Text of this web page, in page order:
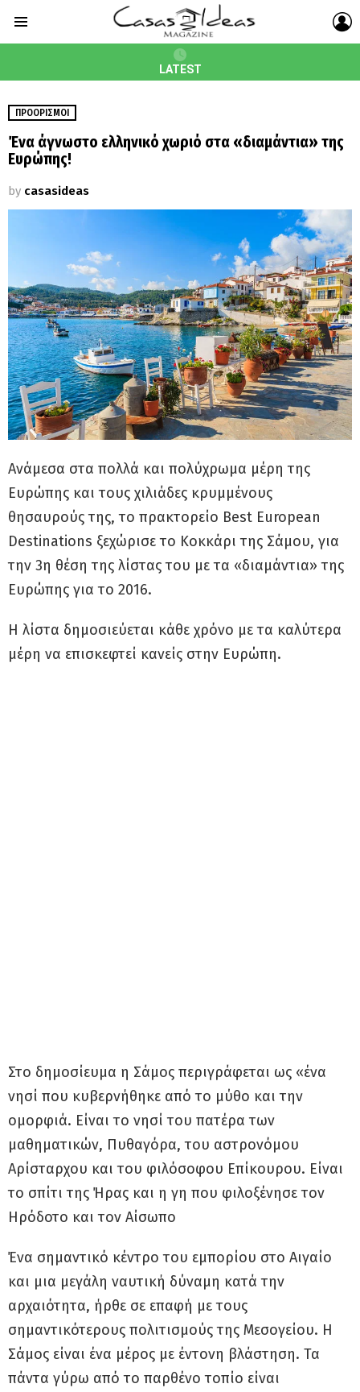
LATEST
ΠΡΟΟΡΙΣΜΟΊ
Ένα άγνωστο ελληνικό χωριό στα «διαμάντια» της
Ευρώπης!
by casasideas
Ανάμεσα στα πολλά και πολύχρωμα μέρη της
Ευρώπης και τους χιλιάδες κρυμμένους
θησαυρούς της, το πρακτορείο Best European
Destinations ξεχώρισε το Κοκκάρι της Σάμου, για
την 3η θέση της λίστας του με τα «διαμάντια» της
Ευρώπης για το 2016.
Η λίστα δημοσιεύεται κάθε χρόνο με τα καλύτερα
μέρη να επισκεφτεί κανείς στην Ευρώπη.
Στο δημοσίευμα η Σάμος περιγράφεται ως «ένα
νησί που κυβερνήθηκε από το μύθο και την
ομορφιά. Είναι το νησί του πατέρα των
μαθηματικών, Πυθαγόρα, του αστρονόμου
Αρίσταρχου και του φιλόσοφου Επίκουρου. Είναι
το σπίτι της Ήρας και η γη που φιλοξένησε τον
Ηρόδοτο και τον Αίσωπο
Ένα σημαντικό κέντρο του εμπορίου στο Αιγαίο
και μια μεγάλη ναυτική δύναμη κατά την
αρχαιότητα, ήρθε σε επαφή με τους
σημαντικότερους πολιτισμούς της Μεσογείου. Η
Σάμος είναι ένα μέρος με έντονη βλάστηση. Τα
πάντα γύρω από το παρθένο τοπίο είναι